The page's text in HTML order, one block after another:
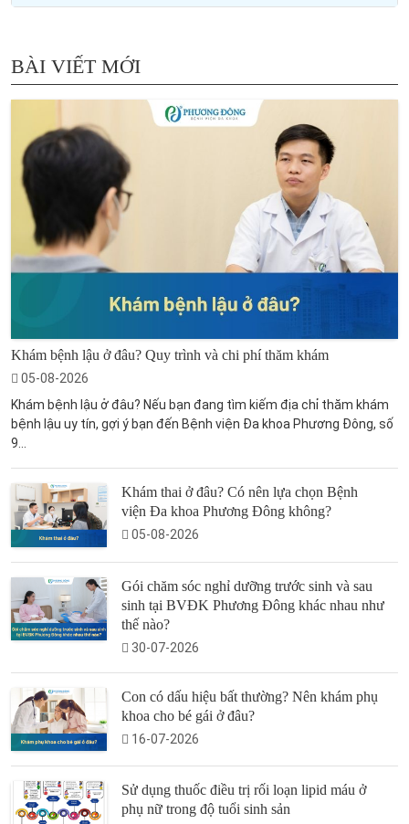
BÀI VIẾT MỚI
Khám bệnh lậu ở đâu? Quy trình và chi phí thăm khám
05-08-2026
Khám bệnh lậu ở đâu? Nếu bạn đang tìm kiếm địa chỉ thăm khám
bệnh lậu uy tín, gợi ý bạn đến Bệnh viện Đa khoa Phương Đông, số
9...
Khám thai ở đâu? Có nên lựa chọn Bệnh
viện Đa khoa Phương Đông không?
05-08-2026
Gói chăm sóc nghỉ dưỡng trước sinh và sau
sinh tại BVĐK Phương Đông khác nhau như
thế nào?
30-07-2026
Con có dấu hiệu bất thường? Nên khám phụ
khoa cho bé gái ở đâu?
16-07-2026
Sử dụng thuốc điều trị rối loạn lipid máu ở
phụ nữ trong độ tuổi sinh sản